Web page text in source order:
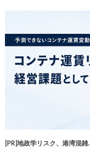
[PR]地政学リスク、港湾混